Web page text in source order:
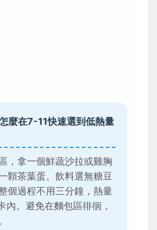
麼在7-11快速選到低熱量
，拿一個鮮蔬沙拉或雞胸
顆茶葉蛋。飲料選無糖豆
個過程不用三分鐘，熱量
內。避免在麵包區徘徊，